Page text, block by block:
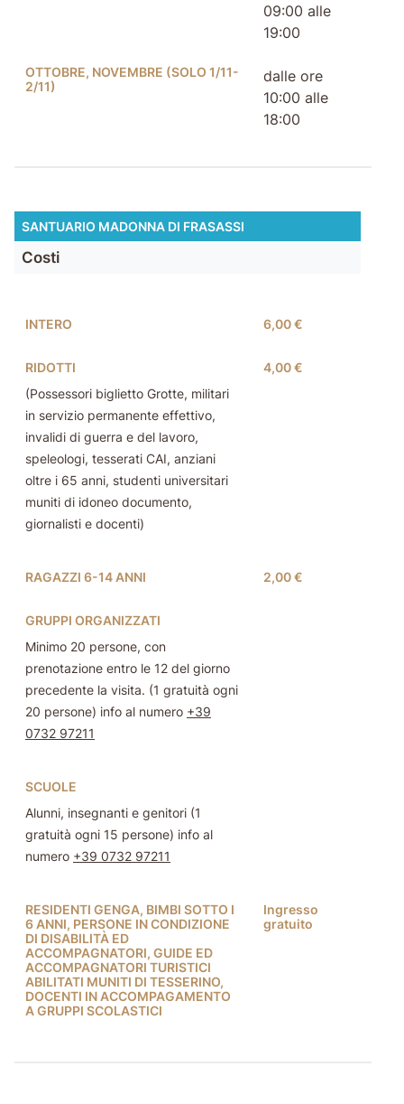
09:00 alle
19:00
OTTOBRE, NOVEMBRE (SOLO 1/11-
2/11)
dalle ore
10:00 alle
18:00
SANTUARIO MADONNA DI FRASASSI
Costi
INTERO 6,00 €
RIDOTTI
(Possessori biglietto Grotte, militari
in servizio permanente effettivo,
invalidi di guerra e del lavoro,
speleologi, tesserati CAI, anziani
oltre i 65 anni, studenti universitari
muniti di idoneo documento,
giornalisti e docenti)
4,00 €
RAGAZZI 6-14 ANNI 2,00 €
GRUPPI ORGANIZZATI
Minimo 20 persone, con
prenotazione entro le 12 del giorno
precedente la visita. (1 gratuità ogni
20 persone) info al numero +39
0732 97211
SCUOLE
Alunni, insegnanti e genitori (1
gratuità ogni 15 persone) info al
numero +39 0732 97211
RESIDENTI GENGA, BIMBI SOTTO I
6 ANNI, PERSONE IN CONDIZIONE
DI DISABILITÀ ED
ACCOMPAGNATORI, GUIDE ED
ACCOMPAGNATORI TURISTICI
ABILITATI MUNITI DI TESSERINO,
DOCENTI IN ACCOMPAGAMENTO
A GRUPPI SCOLASTICI
Ingresso
gratuito